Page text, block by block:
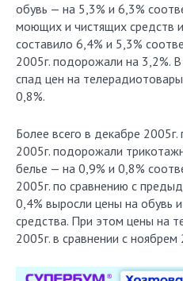
обувь — на 5,3% и 6,3%
моющих и чистящих средств
составило 6,4% и 5,3%
2005г. подорожали на 3,2%.
спад цен на
0,8%.
Более всего в декабре
2005г. подорожали
белье — на 0,9% и 0,8%
2005г. по сравнению с
0,4% выросли цены на обувь
средства. При этом цены на
2005г. в сравнении с